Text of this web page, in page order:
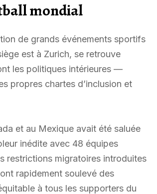
mondial
de grands événements sportifs
est à Zurich, se retrouve
les politiques intérieures —
propres chartes d’inclusion et
et au Mexique avait été saluée
inédite avec 48 équipes
restrictions migratoires introduites
rapidement soulevé des
à tous les supporters du